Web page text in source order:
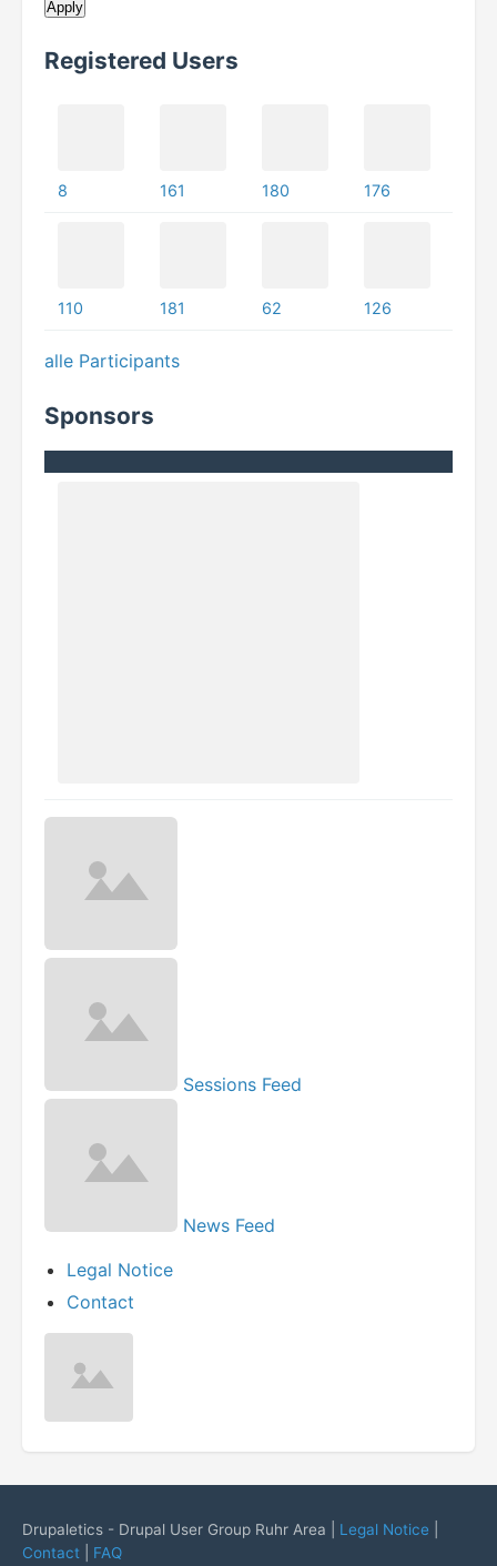
Registered Users
8 161 180 176
110 181 62 126
alle Participants
Sponsors
Sessions Feed
News Feed
Legal Notice
Contact
Drupaletics - Drupal User Group Ruhr Area | Legal Notice
Contact
FAQ